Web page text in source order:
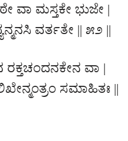
ವಾ ಮಸ್ತಕೇ ಭುಜೇ |
ವರ್ತತೇ || ೫೨ ||
ವಾ |
ಸಮಾಹಿತಃ ||